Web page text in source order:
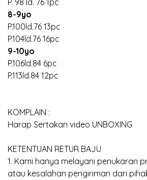
P. 98 ld. 76 1pc
8-9yo
P.100ld.76 13pc
P.104ld.76 16pc
9-10yo
P.106ld.84 6pc
P.113ld.84 12pc
KOMPLAIN :
Harap Sertakan video UNBOXING
KETENTUAN RETUR BAJU
1. Kami hanya melayani penukaran
atau kesalahan pengiriman dari